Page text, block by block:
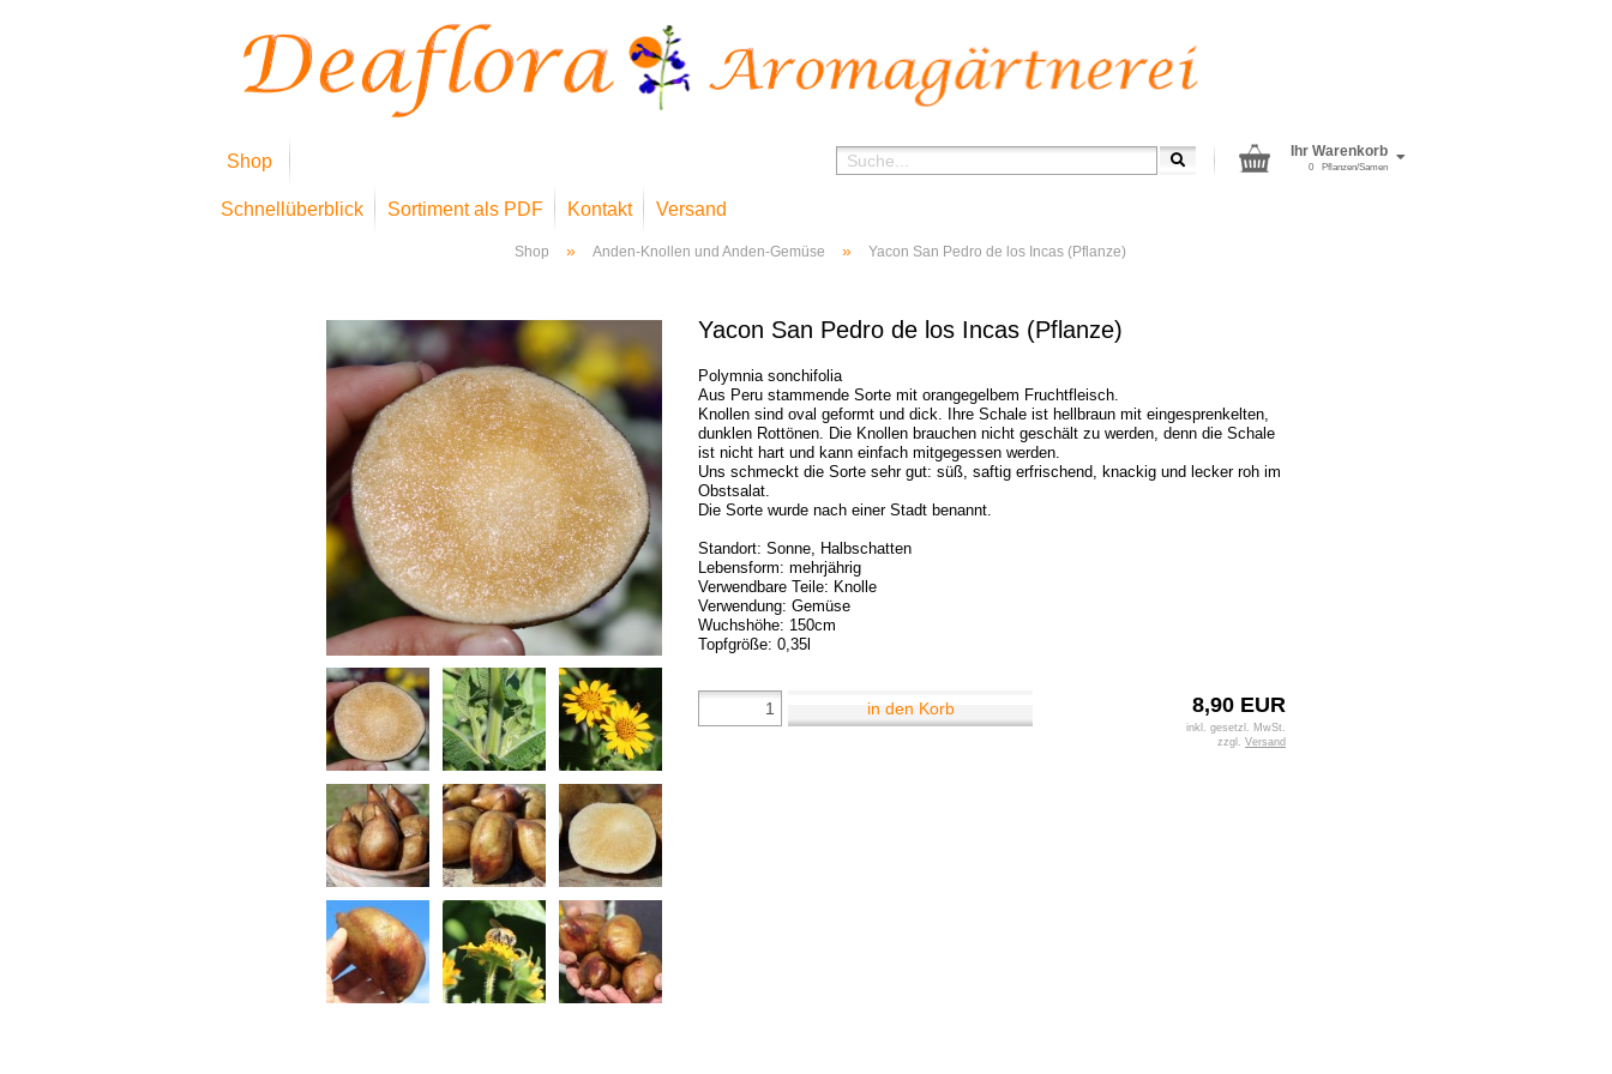
Shop
Schnellüberblick Sortiment als PDF Kontakt Versand
Ihr Warenkorb
Pflanzen/Samen
0
Shop » Anden-Knollen und Anden-Gemüse » Yacon San Pedro de los Incas (Pflanze)
Yacon San Pedro de los Incas (Pflanze)
Polymnia sonchifolia
Aus Peru stammende Sorte mit orangegelbem Fruchtfleisch.
Knollen sind oval geformt und dick. Ihre Schale ist hellbraun mit eingesprenkelten,
dunklen Rottönen. Die Knollen brauchen nicht geschält zu werden, denn die Schale
ist nicht hart und kann einfach mitgegessen werden.
Uns schmeckt die Sorte sehr gut: süß, saftig erfrischend, knackig und lecker roh im
Obstsalat.
Die Sorte wurde nach einer Stadt benannt.
Standort: Sonne, Halbschatten
Lebensform: mehrjährig
Verwendbare Teile: Knolle
Verwendung: Gemüse
Wuchshöhe: 150cm
Topfgröße: 0,35l
8,90 EUR
inkl. gesetzl. MwSt.
zzgl. Versand
in den Korb